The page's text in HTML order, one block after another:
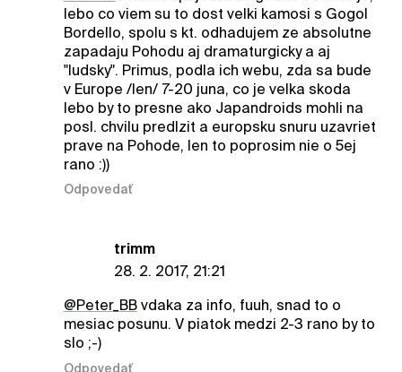
lebo co viem su to dost velki kamosi s Gogol
Bordello, spolu s kt. odhadujem ze absolutne
zapadaju Pohodu aj dramaturgicky a aj
"ludsky". Primus, podla ich webu, zda sa bude
v Europe /len/ 7-20 juna, co je velka skoda
lebo by to presne ako Japandroids mohli na
posl. chvilu predlzit a europsku snuru uzavriet
prave na Pohode, len to poprosim nie o 5ej
rano :))
Odpovedať
trimm
28. 2. 2017, 21:21
@Peter_BBvdaka za info, fuuh, snad to o
mesiac posunu. V piatok medzi 2-3 rano by to
slo ;-)
Odpovedať